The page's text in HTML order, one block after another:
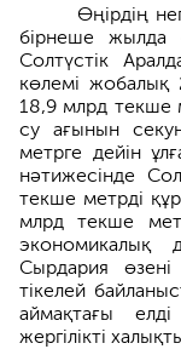
Өңірдің
бірнеше жылда
Солтүстік
көлемі
18,9 млрд текше
су ағынын
метрге дейін
нәтижесінде
текше метрді
млрд текше
экономикалық
Сырдария өзені
тікелей
аймақтағы
жергілікті